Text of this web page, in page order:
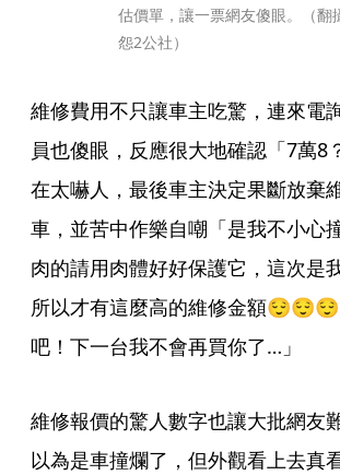
估價單，讓一票網友傻眼。（翻
怨2公社）
維修費用不只讓車主吃驚，連來電
員也傻眼，反應很大地確認「7萬8
在太嚇人，最後車主決定果斷放棄
車，並苦中作樂自嘲「是我不小心
肉的請用肉體好好保護它，這次是
所以才有這麼高的維修金額
吧！下一台我不會再買你了…」
維修報價的驚人數字也讓大批網友
以為是車撞爛了，但外觀看上去真